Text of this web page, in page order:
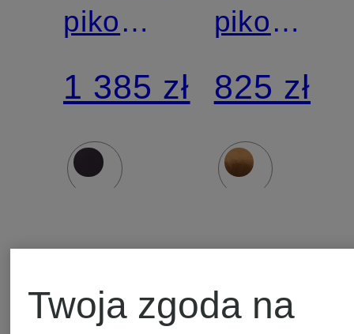
pikowany
TAYLOR
1 385 zł
pikowana
ALEXIS
825 zł
Twoja zgoda na